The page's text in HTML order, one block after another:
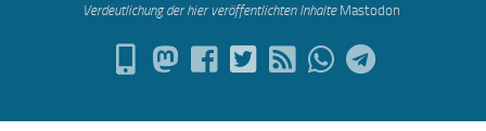
Verdeutlichung der hier veröffentlichten Inhalte Mastodon